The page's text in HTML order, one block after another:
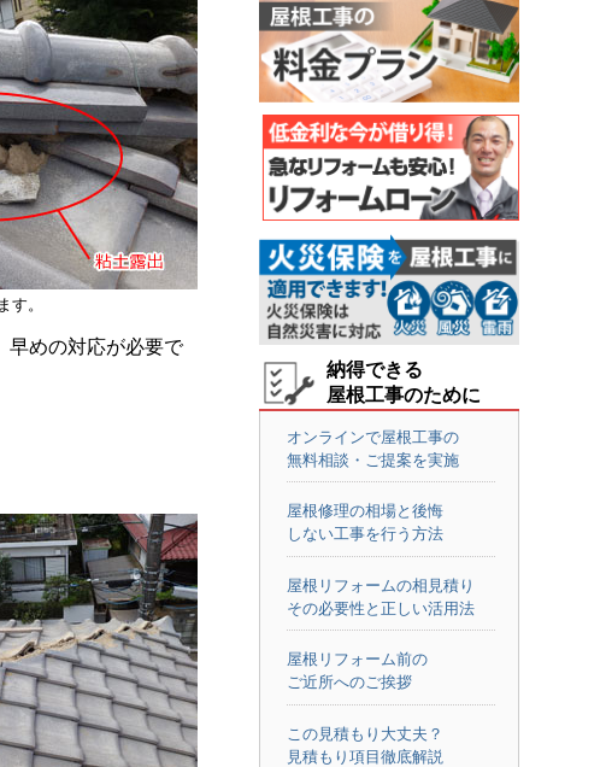
。
早めの対応が必要で
納得できる
屋根工事のために
オンラインで屋根工事の
無料相談・ご提案を実施
屋根修理の相場と後悔
しない工事を行う方法
屋根リフォームの相見積り
その必要性と正しい活用法
屋根リフォーム前の
ご近所へのご挨拶
この見積もり大丈夫？
見積もり項目徹底解説